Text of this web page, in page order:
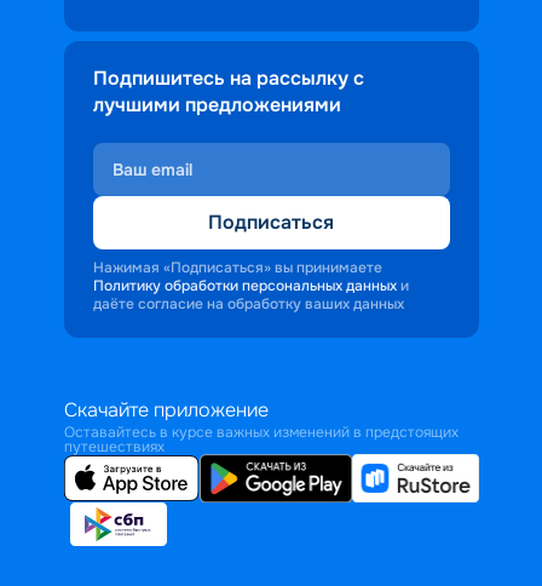
Подпишитесь на рассылку с
лучшими предложениями
Подписаться
Нажимая «Подписаться» вы принимаете
Политику обработки персональных данных и
даёте согласие на обработку ваших данных
Скачайте приложение
Оставайтесь в курсе важных изменений в предстоящих
путешествиях